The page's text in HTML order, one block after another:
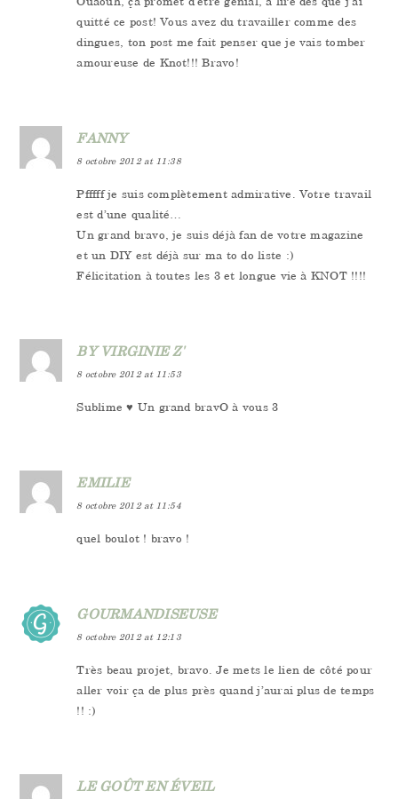
quitté ce post! Vous avez du travailler comme des
dingues, ton post me fait penser que je vais tomber
amoureuse de Knot!!! Bravo!
FANNY
8 octobre 2012 at 11:38
Pfffff je suis complètement admirative. Votre travail
est d’une qualité…
Un grand bravo, je suis déjà fan de votre magazine
et un DIY est déjà sur ma to do liste :)
Félicitation à toutes les 3 et longue vie à KNOT !!!!
BY VIRGINIE Z'
8 octobre 2012 at 11:53
Sublime ♥ Un grand bravO à vous 3
EMILIE
8 octobre 2012 at 11:54
quel boulot ! bravo !
GOURMANDISEUSE
8 octobre 2012 at 12:13
Très beau projet, bravo. Je mets le lien de côté pour
aller voir ça de plus près quand j’aurai plus de temps
!! :)
LE GOÛT EN ÉVEIL